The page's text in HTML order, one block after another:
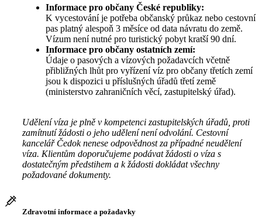
Informace pro občany České republiky:
K vycestování je potřeba občanský průkaz nebo cestovní
pas platný alespoň 3 měsíce od data návratu do země.
Vízum není nutné pro turistický pobyt kratší 90 dní.
Informace pro občany ostatních zemí:
Údaje o pasových a vízových požadavcích včetně
přibližných lhůt pro vyřízení víz pro občany třetích zemí
jsou k dispozici u příslušných úřadů třetí země
(ministerstvo zahraničních věcí, zastupitelský úřad).
Udělení víza je plně v kompetenci zastupitelských úřadů, proti
zamítnutí žádosti o jeho udělení není odvolání. Cestovní
kancelář Čedok nenese odpovědnost za případné neudělení
víza. Klientům doporučujeme podávat žádosti o víza s
dostatečným předstihem a k žádosti dokládat všechny
požadované dokumenty.
Zdravotní informace a požadavky